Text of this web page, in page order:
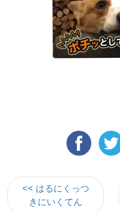
<< はるにくっつ
きにいくてん